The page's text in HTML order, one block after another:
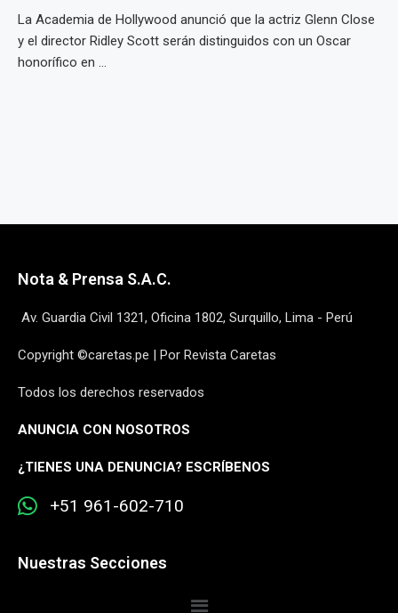
La Academia de Hollywood anunció que la actriz Glenn Close
y el director Ridley Scott serán distinguidos con un Oscar
honorífico en ...
Nota & Prensa S.A.C.
Av. Guardia Civil 1321, Oficina 1802, Surquillo, Lima - Perú
Copyright ©caretas.pe | Por Revista Caretas
Todos los derechos reservados
ANUNCIA CON NOSOTROS
¿TIENES UNA DENUNCIA? ESCRÍBENOS
+51 961-602-710
Nuestras Secciones